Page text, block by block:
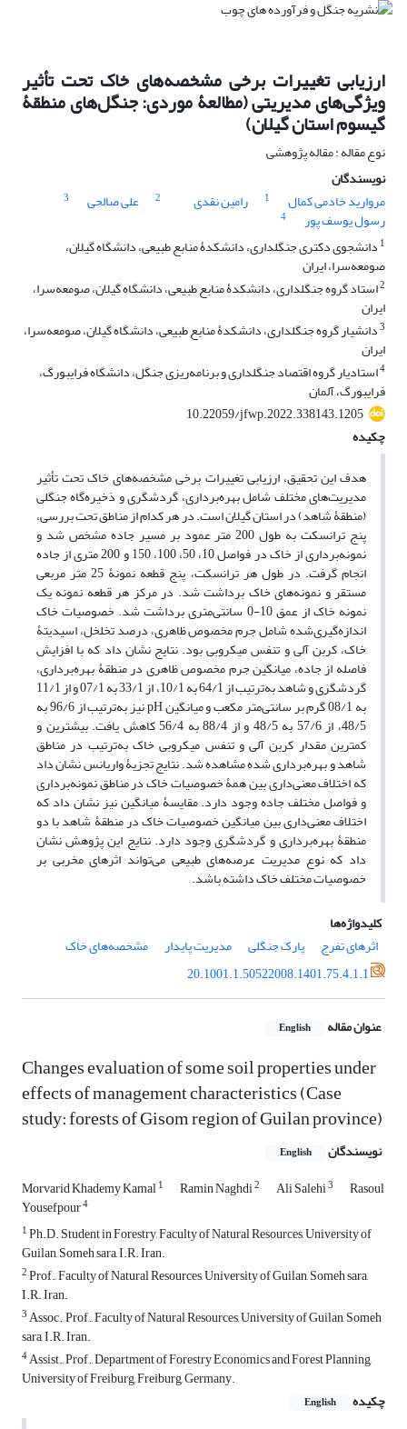
ارزیابی تغییرات برخی مشخصه‌های خاک تحت تأثیر
ویژگی‌های مدیریتی (مطالعۀ موردی: جنگل‌های منطقۀ
گیسوم استان گیلان)
نوع مقاله : مقاله پژوهشی
نویسندگان
مروارید خادمی کمال
1 رامین نقدی 2 علی صالحی 3
رسول یوسف پور
4
1 دانشجوی دکتری جنگلداری، دانشکدۀ منابع طبیعی، دانشگاه گیلان،
صومعه‌سرا، ایران
2استاد گروه جنگلداری، دانشکدۀ منابع طبیعی، دانشگاه گیلان، صومعه‌سرا،
ایران
3دانشیار گروه جنگلداری، دانشکدۀ منابع طبیعی، دانشگاه گیلان، صومعه‌سرا،
ایران
4استادیار گروه اقتصاد جنگلداری و برنامه‌ریزی جنگل، دانشگاه فرایبورگ،
فرایبورگ، آلمان
10.22059/jfwp.2022.338143.1205
چکیده
هدف این تحقیق، ارزیابی تغییرات برخی مشخصه‌های خاک تحت تأثیر
مدیریت‌های مختلف شامل بهره‌برداری، گردشگری و ذخیره‌گاه جنگلی
(منطقۀ شاهد) در استان گیلان است. در هر کدام از مناطق تحت بررسی،
پنج ترانسکت به طول 200 متر عمود بر مسیر جاده مشخص شد و
نمونه‌برداری از خاک در فواصل 10، 50، 100، 150 و 200 متری از جاده
انجام گرفت. در طول هر ترانسکت، پنج قطعه نمونۀ 25 متر مربعی
مستقر و نمونه‌های خاک برداشت شد. در مرکز هر قطعه نمونه یک
نمونه خاک از عمق 10-0 سانتی‌متری برداشت شد. خصوصیات خاک
اندازه‌گیری‌شده شامل جرم مخصوص ظاهری، درصد تخلخل، اسیدیتۀ
خاک، کربن آلی و تنفس میکروبی بود. نتایج نشان داد که با افزایش
فاصله از جاده، میانگین جرم مخصوص ظاهری در منطقۀ بهره‌برداری،
گردشگری و شاهد به‌ترتیب از 64/1 به 10/1، از 33/1 به 07/1 و از 11/1
به 08/1 گرم بر سانتی‌متر مکعب و میانگین pH نیز به‌ترتیب از 96/6 به
48/5، از 57/6 به 48/5 و از 88/4 به 56/4 کاهش یافت. بیشترین و
کمترین مقدار کربن آلی و تنفس میکروبی خاک به‌ترتیب در مناطق
شاهد و بهره‌برداری شده مشاهده شد. نتایج تجزیۀ واریانس نشان داد
که اختلاف معنی‌داری بین همۀ خصوصیات خاک در مناطق نمونه‌برداری
و فواصل مختلف جاده وجود دارد. مقایسۀ میانگین نیز نشان داد که
اختلاف معنی‌داری بین میانگین خصوصیات خاک در منطقۀ شاهد با دو
منطقۀ بهره‌برداری و گردشگری وجود دارد. نتایج این پژوهش نشان
داد که نوع مدیریت عرصه‌های طبیعی می‌تواند اثرهای مخربی بر
خصوصیات مختلف خاک داشته باشد.
کلیدواژه‌ها
اثرهای تفرج
پارک جنگلی مدیریت پایدار
مشخصه‌های خاک
20.1001.1.50522008.1401.75.4.1.1
عنوان مقاله English
Changes evaluation of some soil properties under
effects of management characteristics (Case
study: forests of Gisom region of Guilan province)
نویسندگان English
Morvarid Khademy Kamal1 Ramin Naghdi2 Ali Salehi3 Rasoul
Yousefpour4
1Ph.D. Student in Forestry, Faculty of Natural Resources, University of
Guilan, Someh sara, I.R. Iran.
2Prof., Faculty of Natural Resources, University of Guilan, Someh sara,
I.R. Iran.
3Assoc., Prof., Faculty of Natural Resources, University of Guilan, Someh
sara, I.R. Iran.
4Assist., Prof., Department of Forestry Economics and Forest Planning,
University of Freiburg, Freiburg, Germany.
چکیده
English